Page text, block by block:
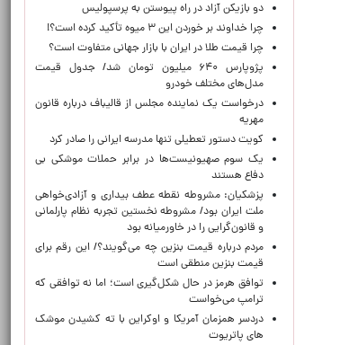
دو بازیکن آزاد در راه پیوستن به پرسپولیس
چرا خداوند بر خوردن این ۳ میوه تأکید کرده است؟!
چرا قیمت طلا در ایران با بازار جهانی متفاوت است؟
پژوپارس ۶۴۰ میلیون تومان شد/ جدول قیمت
مدل‌های مختلف خودرو
درخواست یک نماینده مجلس از قالیباف درباره قانون
مهریه
کویت دستور تعطیلی تنها مدرسه ایرانی را صادر کرد
یک‌ سوم صهیونیست‌ها در برابر حملات موشکی بی
دفاع هستند
پزشکیان: مشروطه نقطه عطف بیداری و آزادی‌خواهی
ملت ایران بود/ مشروطه نخستین تجربه نظام پارلمانی
و قانون‌گرایی را در خاورمیانه بود
مردم درباره قیمت بنزین چه می‌گویند؟/ این رقم برای
قیمت بنزین منطقی است
توافق هرمز در حال شکل‌گیری است؛ اما نه توافقی که
ترامپ می‌خواست
دردسر همزمان آمریکا و اوکراین با ته کشیدن موشک
های پاتریوت